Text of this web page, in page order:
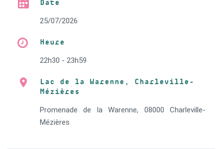
Date
25/07/2026
Heure
22h30 - 23h59
Lac de la Warenne, Charleville-
Mézières
Promenade de la Warenne, 08000 Charleville-
Mézières